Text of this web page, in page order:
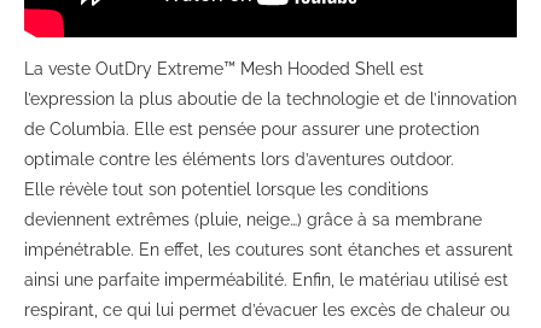
La veste OutDry Extreme™ Mesh Hooded Shell est
l’expression la plus aboutie de la technologie et de l’innovation
de Columbia. Elle est pensée pour assurer une protection
optimale contre les éléments lors d’aventures outdoor.
Elle révèle tout son potentiel lorsque les conditions
deviennent extrêmes (pluie, neige…) grâce à sa membrane
impénétrable. En effet, les coutures sont étanches et assurent
ainsi une parfaite imperméabilité. Enfin, le matériau utilisé est
respirant, ce qui lui permet d’évacuer les excès de chaleur ou